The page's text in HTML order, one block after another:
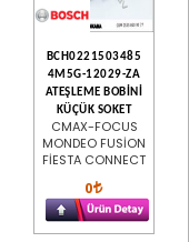
BCH0221503485
4M5G-12029-ZA
ATEŞLEME BOBİNİ
KÜÇÜK SOKET
CMAX-FOCUS
MONDEO FUSİON
FİESTA CONNECT
0